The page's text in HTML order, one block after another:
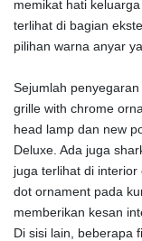
memikat hati
terlihat di bagian
pilihan warna anyar
Sejumlah
grille with chrome
head lamp dan new
Deluxe. Ada juga
juga terlihat di
dot ornament pada
memberikan kesan
Di sisi lain, beberapa